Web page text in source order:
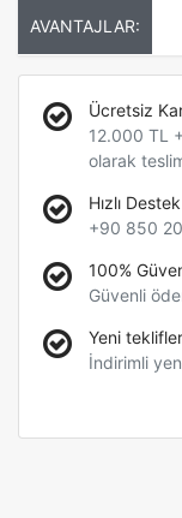
AVANTAJLAR:
Ücretsiz
12.000 TL
olarak
Hızlı Destek
+90 850
100%
Güvenli
Yeni teklifler
İndirimli